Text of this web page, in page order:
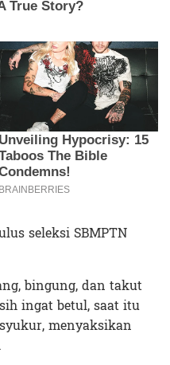
seleksi SBMPTN
bingung, dan takut
ingat betul, saat itu
menyaksikan